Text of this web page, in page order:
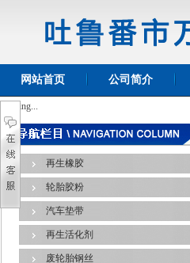
网站首页 公司简介
Loading...
再生橡胶
轮胎胶粉
汽车垫带
再生活化剂
废轮胎钢丝